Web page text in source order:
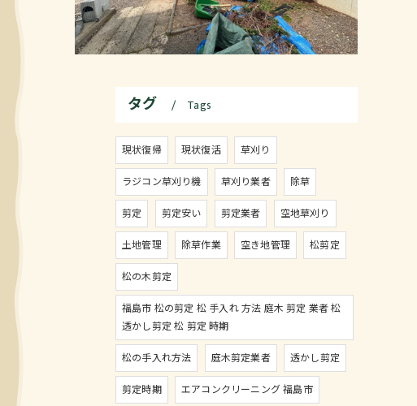
タグ Tags
現状復帰 現状復活
草刈り
ラジコン草刈り機
草刈り業者
除草
剪定
剪定安い 剪定業者
空地草刈り
土地管理
除草作業 空き地管理
松剪定
松の木剪定
福島市 松の剪定 松 手入れ 方法 庭木 剪定 業者 松
透かし剪定 松 剪定 時期
松の手入れ方法
庭木剪定業者
透かし剪定
剪定時期
エアコンクリーニング 福島市